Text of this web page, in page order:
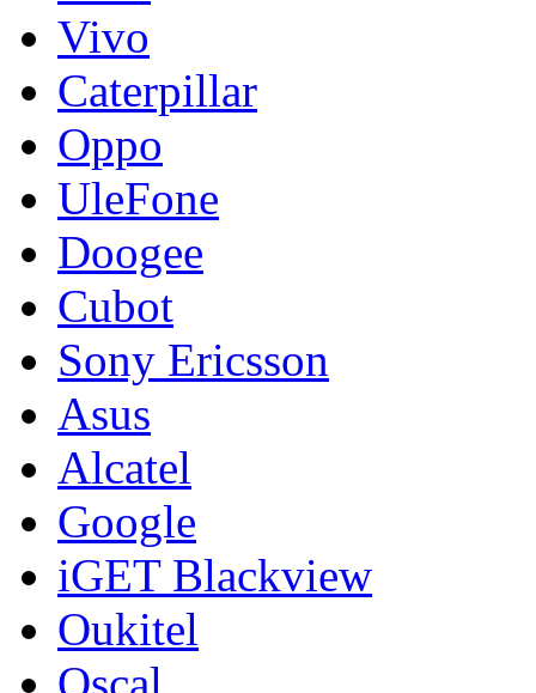
Vivo
Caterpillar
Oppo
UleFone
Doogee
Cubot
Sony Ericsson
Asus
Alcatel
Google
iGET Blackview
Oukitel
Oscal